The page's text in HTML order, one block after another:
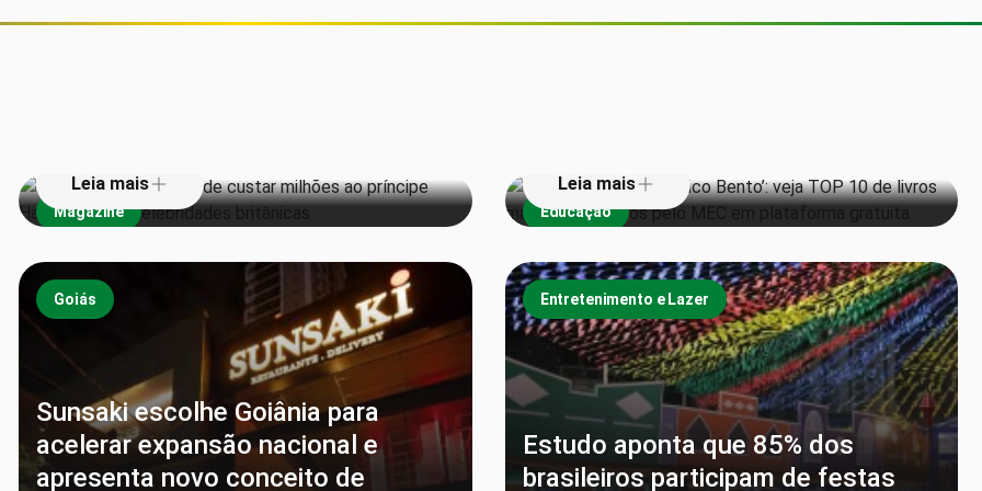
Magazine
Leia mais
Educação
De ‘Torto Arado’ a ‘Chico Bento’:
Leia mais
Goiás
Sunsaki escolhe Goiânia para
acelerar expansão nacional e
apresenta novo conceito de
Entretenimento e Lazer
Estudo aponta que 85% dos
brasileiros participam de festas